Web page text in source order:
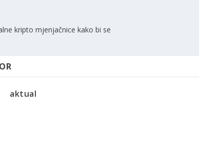
kripto mjenjačnice kako bi se
aktual